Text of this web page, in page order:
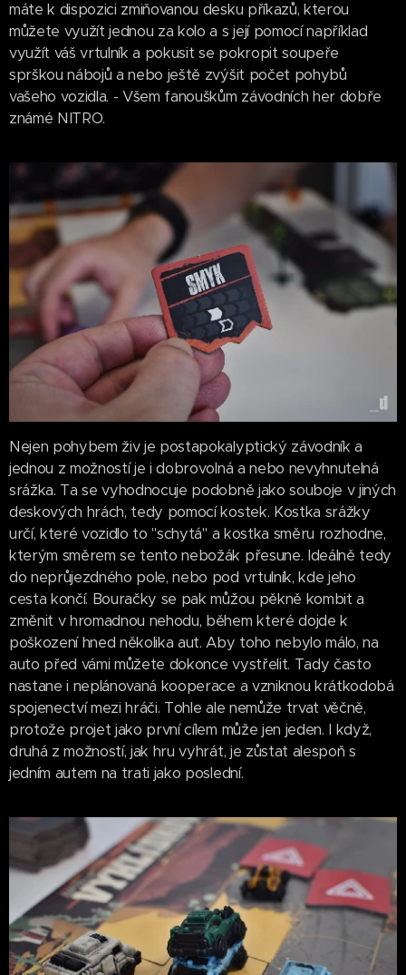
máte k dispozici zmiňovanou desku příkazů, kterou
můžete využít jednou za kolo a s její pomocí například
využít váš vrtulník a pokusit se pokropit soupeře
sprškou nábojů a nebo ještě zvýšit počet pohybů
vašeho vozidla. - Všem fanouškům závodních her dobře
známé NITRO.
Nejen pohybem živ je postapokalyptický závodník a
jednou z možností je i dobrovolná a nebo nevyhnutelná
srážka. Ta se vyhodnocuje podobně jako souboje v jiných
deskových hrách, tedy pomocí kostek. Kostka srážky
určí, které vozidlo to "schytá" a kostka směru rozhodne,
kterým směrem se tento nebožák přesune. Ideálně tedy
do neprůjezdného pole, nebo pod vrtulník, kde jeho
cesta končí. Bouračky se pak můžou pěkně kombit a
změnit v hromadnou nehodu, během které dojde k
poškození hned několika aut. Aby toho nebylo málo, na
auto před vámi můžete dokonce vystřelit. Tady často
nastane i neplánovaná kooperace a vzniknou krátkodobá
spojenectví mezi hráči. Tohle ale nemůže trvat věčně,
protože projet jako první cílem může jen jeden. I když,
druhá z možností, jak hru vyhrát, je zůstat alespoň s
jedním autem na trati jako poslední.